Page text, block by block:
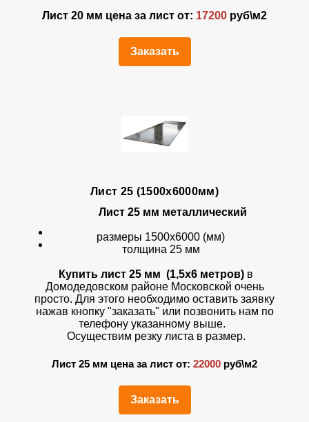
Лист 20 мм цена за лист от: 17200 руб\м2
Заказать
Лист 25 (1500х6000мм)
Лист 25 мм металлический
размеры 1500х6000 (мм)
толщина 25 мм
Купить лист 25 мм (1,5х6 метров) в
Домодедовском районе Московской очень
просто. Для этого необходимо оставить заявку
нажав кнопку "заказать" или позвонить нам по
телефону указанному выше.
Осуществим резку листа в размер.
Лист 25 мм цена за лист от: 22000 руб\м2
Заказать